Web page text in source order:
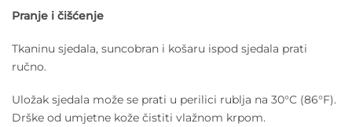
Pranje i čišćenje
Tkaninu sjedala, suncobran i košaru ispod sjedala prati
ručno.
Uložak sjedala može se prati u perilici rublja na 30°C (86°F).
Drške od umjetne kože čistiti vlažnom krpom.